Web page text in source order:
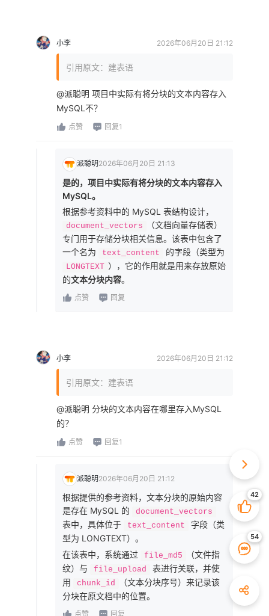
小李 2026年06月20日 21:12
引用原文：建表语
@派聪明 项目中实际有将分块的文本内容存入
MySQL不？
点赞 回复1
派聪明2026年06月20日 21:13
是的，项目中实际有将分块的文本内容存入
MySQL。
根据参考资料中的 MySQL 表结构设计，
document_vectors
（文档向量存储表）
专门用于存储分块相关信息。该表中包含了
一个名为
text_content 的字段（类型为
LONGTEXT ），它的作用就是用来存放原始
的文本分块内容。
点赞 回复
小李 2026年06月20日 21:12
引用原文：建表语
@派聪明 分块的文本内容在哪里存入MySQL
的？
点赞 回复1
派聪明2026年06月20日 21:12
根据提供的参考资料，文本分块的原始内容
是存在 MySQL 的
document_vectors
表中，具体位于 text_content
字段（类
型为 LONGTEXT）。
在该表中，系统通过
file_md5
（文件指
纹）与
file_upload
表进行关联，并使
用
chunk_id
（文本分块序号）来记录该
分块在原文档中的位置。
点赞 回复